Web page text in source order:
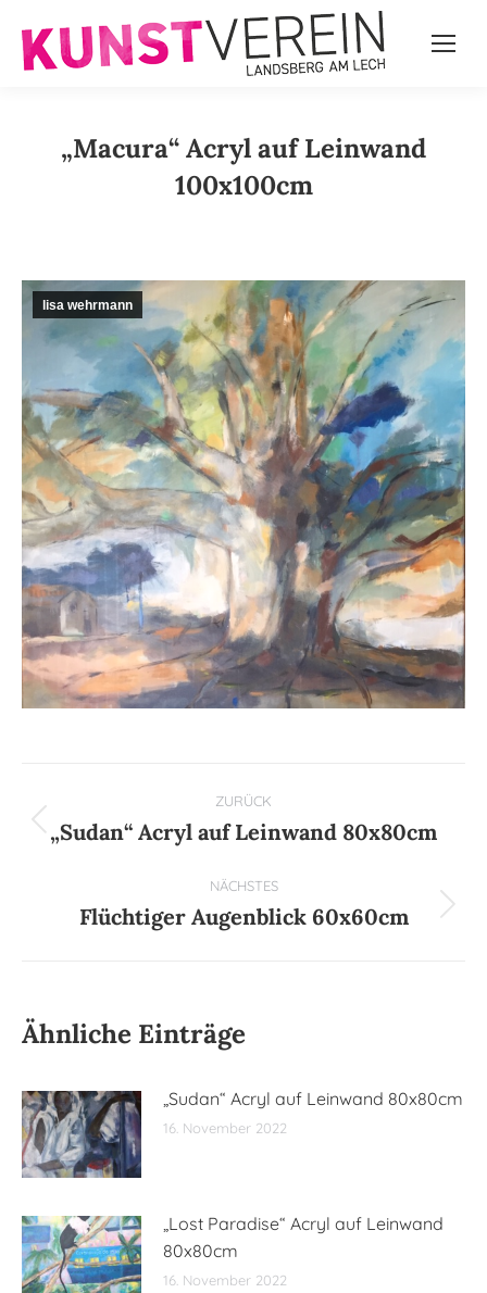
„Macura“ Acryl auf Leinwand
100x100cm
lisa wehrmann
Kommentarnavigation
ZURÜCK
Vorheriger
„Sudan“ Acryl auf Leinwand 80x80cm
NÄCHSTES
Nächster
Flüchtiger Augenblick 60x60cm
Ähnliche Einträge
„Sudan“ Acryl auf Leinwand 80x80cm
16. November 2022
„Lost Paradise“ Acryl auf Leinwand
80x80cm
16. November 2022